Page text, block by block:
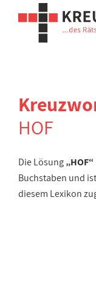
HOF
Die Lösung„HOF“
Buchstaben und
diesem Lexikon